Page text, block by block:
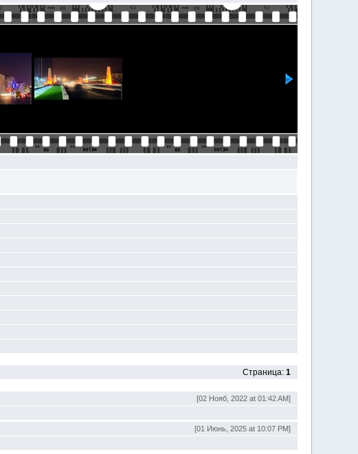
Страница: 1
[02 Нояб, 2022 at 01:42 AM]
[01 Июнь, 2025 at 10:07 PM]